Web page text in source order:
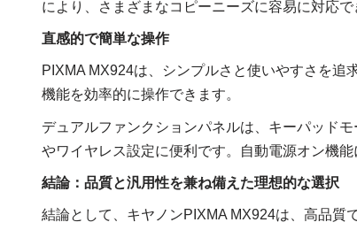
により、さまざまなコピーニーズに容易に対応で
直感的で簡単な操作
PIXMA MX924は、シンプルさと使いやすさを
機能を効率的に操作できます。
デュアルファンクションパネルは、キーパッド
やワイヤレス設定に便利です。自動電源オン機
結論：品質と汎用性を兼ね備えた理想的な選択
結論として、キヤノンPIXMA MX924は、高品質